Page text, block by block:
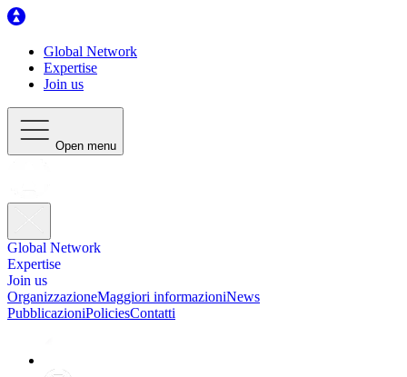
Global Network
Expertise
Join us
Open menu
Global Network
Expertise
Join us
OrganizzazioneMaggiori informazioniNews
PubblicazioniPoliciesContatti